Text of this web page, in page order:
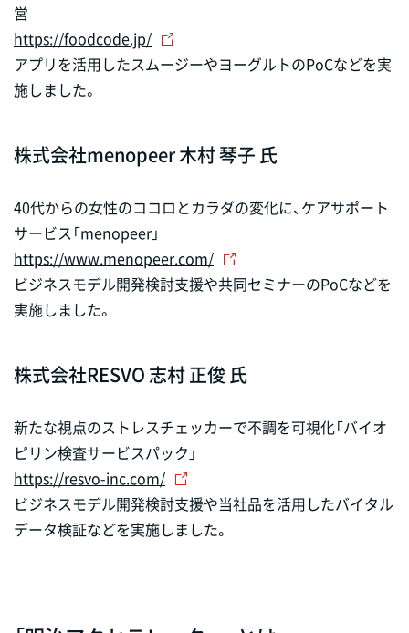
営
https://foodcode.jp/
アプリを活用したスムージーやヨーグルトのPoCなどを実
施しました。
株式会社menopeer 木村 琴子 氏
40代からの女性のココロとカラダの変化に、ケアサポート
サービス「menopeer」
https://www.menopeer.com/
ビジネスモデル開発検討支援や共同セミナーのPoCなどを
実施しました。
株式会社RESVO 志村 正俊 氏
新たな視点のストレスチェッカーで不調を可視化「バイオ
ピリン検査サービスパック」
https://resvo-inc.com/
ビジネスモデル開発検討支援や当社品を活用したバイタル
データ検証などを実施しました。